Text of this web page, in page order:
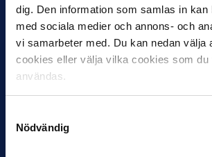
dig. Den information som samlas in kan
med sociala medier och annons- och
vi samarbeter med. Du kan nedan välja
cookies eller välja vilka cookies som du
användas.
Nödvändig
27 JULI